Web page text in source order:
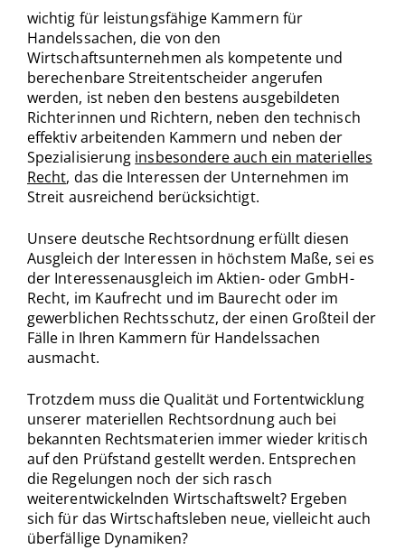
wichtig für leistungsfähige Kammern für
Handelssachen, die von den
Wirtschaftsunternehmen als kompetente und
berechenbare Streitentscheider angerufen
werden, ist neben den bestens ausgebildeten
Richterinnen und Richtern, neben den technisch
effektiv arbeitenden Kammern und neben der
Spezialisierung insbesondere auch ein materielles
Recht, das die Interessen der Unternehmen im
Streit ausreichend berücksichtigt.
Unsere deutsche Rechtsordnung erfüllt diesen
Ausgleich der Interessen in höchstem Maße, sei es
der Interessenausgleich im Aktien- oder GmbH-
Recht, im Kaufrecht und im Baurecht oder im
gewerblichen Rechtsschutz, der einen Großteil der
Fälle in Ihren Kammern für Handelssachen
ausmacht.
Trotzdem muss die Qualität und Fortentwicklung
unserer materiellen Rechtsordnung auch bei
bekannten Rechtsmaterien immer wieder kritisch
auf den Prüfstand gestellt werden. Entsprechen
die Regelungen noch der sich rasch
weiterentwickelnden Wirtschaftswelt? Ergeben
sich für das Wirtschaftsleben neue, vielleicht auch
überfällige Dynamiken?